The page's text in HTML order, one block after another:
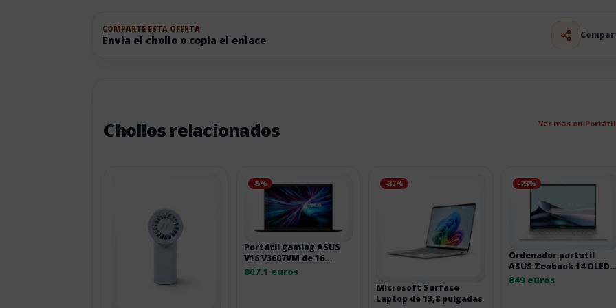
COMPARTE ESTA OFERTA
Envia el chollo o copia el enlace
Chollos relacionados Ver mas en
-5%
Portátil gaming ASUS
V16 V3607VM de 16
pulgadas LR06
807.1 euros
-37%
Microsoft Surface
Laptop de 13,8 pulgadas
-23%
Ordenador portatil
ASUS Zenbook 14 OLED
con Core Ultra 7 y 512 GB
849 euros